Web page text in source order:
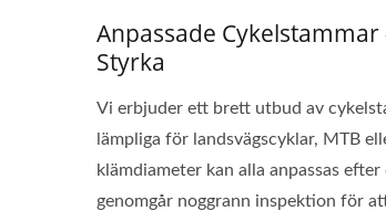
Anpassade
Styrka
Vi erbjuder ett brett utbud av
lämpliga för landsvägscyklar, MTB
klämdiameter kan alla anpassas
genomgår noggrann inspektion för